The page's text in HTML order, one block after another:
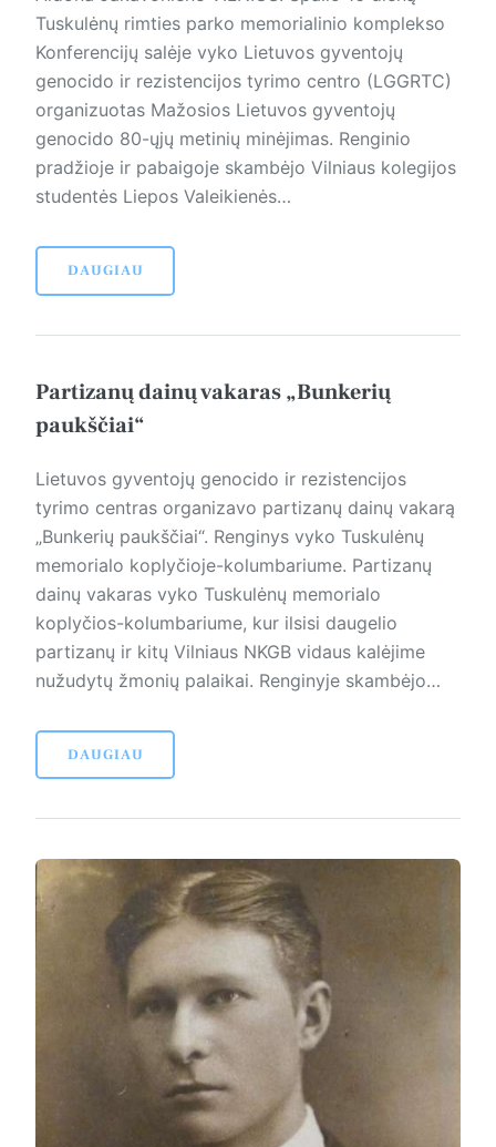
Tuskulėnų rimties parko memorialinio komplekso
Konferencijų salėje vyko Lietuvos gyventojų
genocido ir rezistencijos tyrimo centro (LGGRTC)
organizuotas Mažosios Lietuvos gyventojų
genocido 80-ųjų metinių minėjimas. Renginio
pradžioje ir pabaigoje skambėjo Vilniaus kolegijos
studentės Liepos Valeikienės…
DAUGIAU
Partizanų dainų vakaras „Bunkerių
paukščiai“
Lietuvos gyventojų genocido ir rezistencijos
tyrimo centras organizavo partizanų dainų vakarą
„Bunkerių paukščiai“. Renginys vyko Tuskulėnų
memorialo koplyčioje-kolumbariume. Partizanų
dainų vakaras vyko Tuskulėnų memorialo
koplyčios-kolumbariume, kur ilsisi daugelio
partizanų ir kitų Vilniaus NKGB vidaus kalėjime
nužudytų žmonių palaikai. Renginyje skambėjo…
DAUGIAU